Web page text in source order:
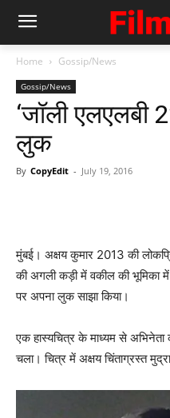
Home Gossip/News
Gossip/News
‘जॉली एलएलबी
लुक
By CopyEdit - July 19, 2016
मुंबई। अक्षय कुमार 2013 की
की अगली कड़ी में वकील की भूमिका
पर अपना लुक साझा किया।
एक हास्यचित्र के माध्यम से
चला। चित्र में अक्षय चिंताग्रस्त